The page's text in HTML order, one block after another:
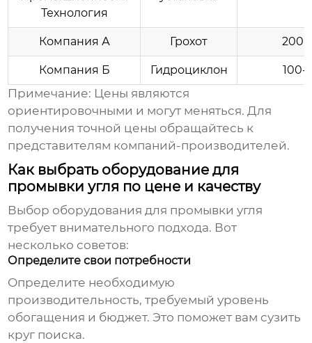
Технология
Компания А Грохот 200-
Компания Б Гидроциклон 100-
Примечание: Цены являются
ориентировочными и могут меняться. Для
получения точной цены обращайтесь к
представителям компаний-производителей.
Как выбрать оборудование для
промывки угля по цене и качеству
Выбор оборудования для промывки угля
требует внимательного подхода. Вот
несколько советов:
Определите свои потребности
Определите необходимую
производительность, требуемый уровень
обогащения и бюджет. Это поможет вам сузить
круг поиска.